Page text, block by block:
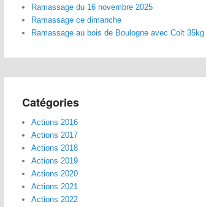
Ramassage du 16 novembre 2025
Ramassage ce dimanche
Ramassage au bois de Boulogne avec Colt 35kg
Catégories
Actions 2016
Actions 2017
Actions 2018
Actions 2019
Actions 2020
Actions 2021
Actions 2022